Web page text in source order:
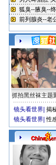
抓拍黑丝袜主题
镜头看世界 揭
镜头看世界 性